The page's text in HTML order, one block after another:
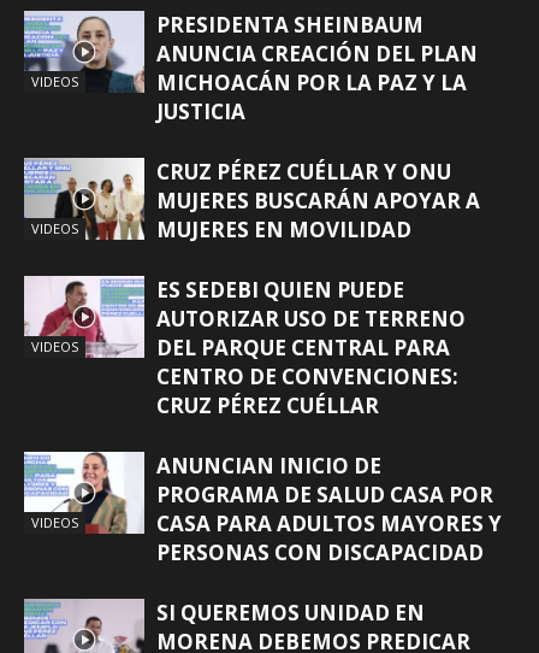
VIDEOS
PRESIDENTA SHEINBAUM
ANUNCIA CREACIÓN DEL PLAN
MICHOACÁN POR LA PAZ Y LA
JUSTICIA
VIDEOS
CRUZ PÉREZ CUÉLLAR Y ONU
MUJERES BUSCARÁN APOYAR A
MUJERES EN MOVILIDAD
VIDEOS
ES SEDEBI QUIEN PUEDE
AUTORIZAR USO DE TERRENO
DEL PARQUE CENTRAL PARA
CENTRO DE CONVENCIONES:
CRUZ PÉREZ CUÉLLAR
VIDEOS
ANUNCIAN INICIO DE
PROGRAMA DE SALUD CASA POR
CASA PARA ADULTOS MAYORES Y
PERSONAS CON DISCAPACIDAD
SI QUEREMOS UNIDAD EN
MORENA DEBEMOS PREDICAR